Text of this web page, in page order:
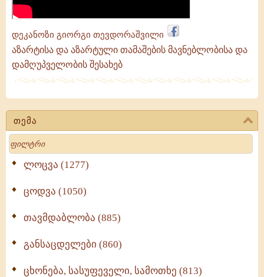
თემა
Search
ლოცვა (1277)
ცოდვა (1050)
თავმდაბლობა (885)
განსაცდელები (860)
ცხონება, სასუფეველი, სამოთხე (813)
დეკანოზი გიორგი თევდორაშვილი
აზარტისა და აზარტული თამაშების მავნებლობისა და
დამღუპველობის შესახებ